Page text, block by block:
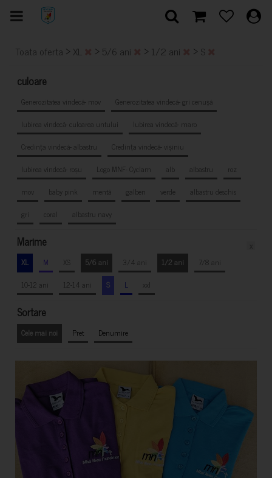
Toata oferta > XL > 5/6 ani > 1/2 ani > S
culoare
Generozitatea vindecă- mov
Generozitatea vindecă- gri cenușă
Iubirea vindecă- culoarea untului
Iubirea vindecă- maro
Credința vindecă- albastru
Credința vindecă- vișiniu
Iubirea vindecă- roșu
Logo MNF- Cyclam alb albastru
roz
mov
baby pink mentă galben verde
albastru deschis
gri
coral albastru navy
Marime
XL M XS 5/6 ani 3/4 ani 1/2 ani
7/8 ani
10-12 ani
12-14 ani S L xxl
Sortare
Cele mai noi Pret Denumire